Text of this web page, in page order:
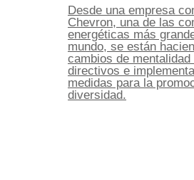
Desde una empresa
Chevron, una de las
energéticas más
mundo, se están
cambios de mentalidad
directivos e
medidas para la
diversidad.